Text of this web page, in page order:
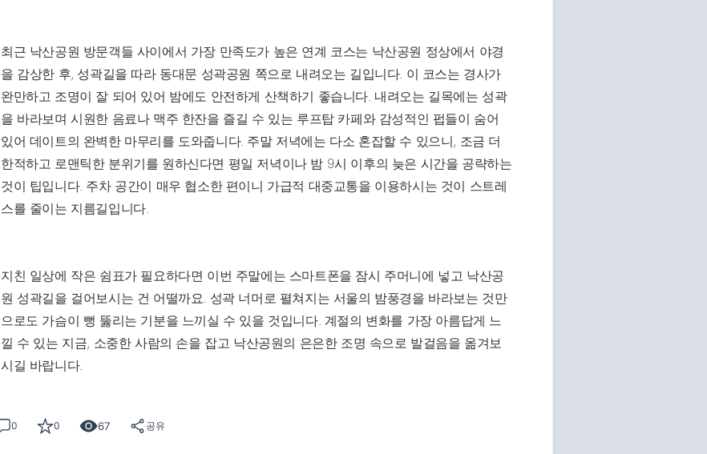
최근 낙산공원 방문객들 사이에서 가장 만족도가 높은 연계 코스는 낙산공원 정상에서 야경
을 감상한 후, 성곽길을 따라 동대문 성곽공원 쪽으로 내려오는 길입니다. 이 코스는 경사가
완만하고 조명이 잘 되어 있어 밤에도 안전하게 산책하기 좋습니다. 내려오는 길목에는 성곽
을 바라보며 시원한 음료나 맥주 한잔을 즐길 수 있는 루프탑 카페와 감성적인 펍들이 숨어
있어 데이트의 완벽한 마무리를 도와줍니다. 주말 저녁에는 다소 혼잡할 수 있으니, 조금 더
한적하고 로맨틱한 분위기를 원하신다면 평일 저녁이나 밤 9시 이후의 늦은 시간을 공략하는
것이 팁입니다. 주차 공간이 매우 협소한 편이니 가급적 대중교통을 이용하시는 것이 스트레
스를 줄이는 지름길입니다.
지친 일상에 작은 쉼표가 필요하다면 이번 주말에는 스마트폰을 잠시 주머니에 넣고 낙산공
원 성곽길을 걸어보시는 건 어떨까요. 성곽 너머로 펼쳐지는 서울의 밤풍경을 바라보는 것만
으로도 가슴이 뻥 뚫리는 기분을 느끼실 수 있을 것입니다. 계절의 변화를 가장 아름답게 느
낄 수 있는 지금, 소중한 사람의 손을 잡고 낙산공원의 은은한 조명 속으로 발걸음을 옮겨보
시길 바랍니다.
0 0 67 공유